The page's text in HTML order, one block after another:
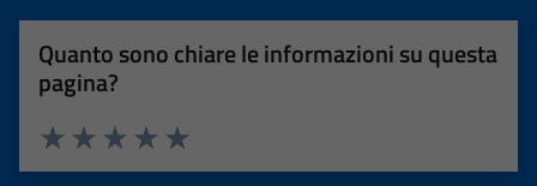
Quanto sono chiare le informazioni su questa
pagina?
Valuta 5 stelle su 5
Valuta 4 stelle su 5
Valuta 3 stelle su 5
Valuta 2 stelle su 5
Valuta 1 stelle su 5